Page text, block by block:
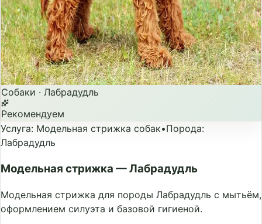
Собаки · Лабрадудль
Рекомендуем
Услуга: Модельная стрижка собак•Порода:
Лабрадудль
Модельная стрижка — Лабрадудль
Модельная стрижка для породы Лабрадудль с мытьём,
оформлением силуэта и базовой гигиеной.